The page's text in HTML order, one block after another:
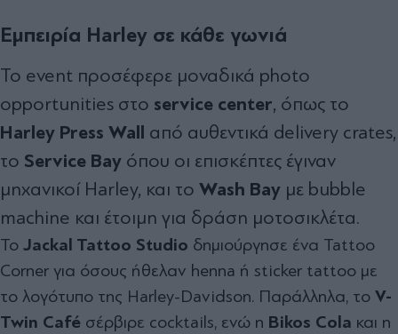
Εμπειρία Harley σε κάθε γωνιά
Το event προσέφερε μοναδικά photo
opportunities στο service center, όπως το
Harley Press Wall από αυθεντικά delivery crates,
το Service Bay όπου οι επισκέπτες έγιναν
μηχανικοί Harley, και το Wash Bay με bubble
machine και έτοιμη για δράση μοτοσικλέτα.
Το Jackal Tattoo Studio δημιούργησε ένα Tattoo
Corner για όσους ήθελαν henna ή sticker tattoo με
το λογότυπο της Harley-Davidson. Παράλληλα, το V-
Twin Café σέρβιρε cocktails, ενώ η Bikos Cola και η